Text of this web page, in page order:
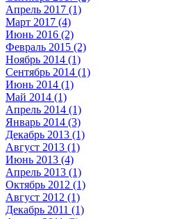
Апрель 2017 (1)
Март 2017 (4)
Июнь 2016 (2)
Февраль 2015 (2)
Ноябрь 2014 (1)
Сентябрь 2014 (1)
Июнь 2014 (1)
Май 2014 (1)
Апрель 2014 (1)
Январь 2014 (3)
Декабрь 2013 (1)
Август 2013 (1)
Июнь 2013 (4)
Апрель 2013 (1)
Октябрь 2012 (1)
Август 2012 (1)
Декабрь 2011 (1)